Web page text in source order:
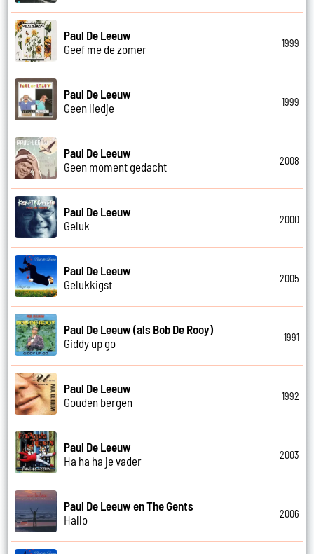
Paul De Leeuw
Geef me de zomer
1999
Paul De Leeuw
Geen liedje
1999
Paul De Leeuw
Geen moment gedacht
2008
Paul De Leeuw
Geluk
2000
Paul De Leeuw
Gelukkigst
2005
Paul De Leeuw (als Bob De Rooy)
Giddy up go
1991
Paul De Leeuw
Gouden bergen
1992
Paul De Leeuw
Ha ha ha je vader
2003
Paul De Leeuw en The Gents
Hallo
2006